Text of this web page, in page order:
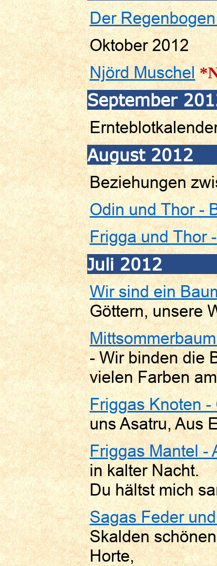
Der
Oktober 2012
Njörd Muschel
September
August 2012
Beziehungen
Odin und Thor -
Frigga und Thor
Juli 2012
Wir sind ein
Göttern, unsere
- Wir binden die
vielen Farben
Friggas Knoten -
uns Asatru, Aus
Friggas Mantel -
in kalter Nacht.
Du hältst mich
Sagas Feder
Skalden
Horte,